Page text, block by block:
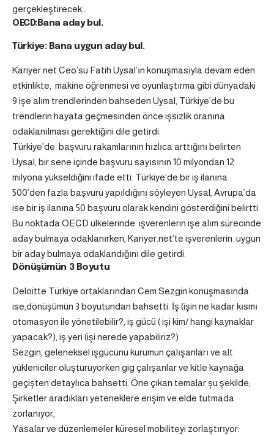
gerçekleştirecek…
OECD:Bana aday bul.
Türkiye: Bana uygun aday bul.
Kariyer.net Ceo’su Fatih Uysal’ın konuşmasıyla devam eden
etkinlikte, makine öğrenmesi ve oyunlaştırma gibi dünyadaki
9 işe alım trendlerinden bahseden Uysal, Türkiye’de bu
trendlerin hayata geçmesinden önce işsizlik oranına
odaklanılması gerektiğini dile getirdi.
Türkiye’de başvuru rakamlarının hızlıca arttığını belirten
Uysal, bir sene içinde başvuru sayısının 10 milyondan 12
milyona yükseldiğini ifade etti. Türkiye’de bir iş ilanına
500’den fazla başvuru yapıldığını söyleyen Uysal, Avrupa’da
ise bir iş ilanına 50 başvuru olarak kendini gösterdiğini belirtti.
Bu noktada OECD ülkelerinde işverenlerin işe alım sürecinde
aday bulmaya odaklanırken, Kariyer.net’te işverenlerin uygun
bir aday bulmaya odaklandığını dile getirdi.
Dönüşümün 3 Boyutu
Deloitte Türkiye ortaklarından Cem Sezgin konuşmasında
ise,dönüşümün 3 boyutundan bahsetti. İş (işin ne kadar kısmı
otomasyon ile yönetilebilir?, iş gücü ( işi kim/ hangi kaynaklar
yapacak?), iş yeri (işi nerede yapabiliriz?)
Sezgin, geleneksel işgücünü kurumun çalışanları ve alt
yükleniciler oluşturuyorken gig çalışanlar ve kitle kaynağa
geçişten detaylıca bahsetti. Öne çıkan temalar şu şekilde;
Şirketler aradıkları yeteneklere erişim ve elde tutmada
zorlanıyor,
Yasalar ve düzenlemeler küresel mobiliteyi zorlaştırıyor.